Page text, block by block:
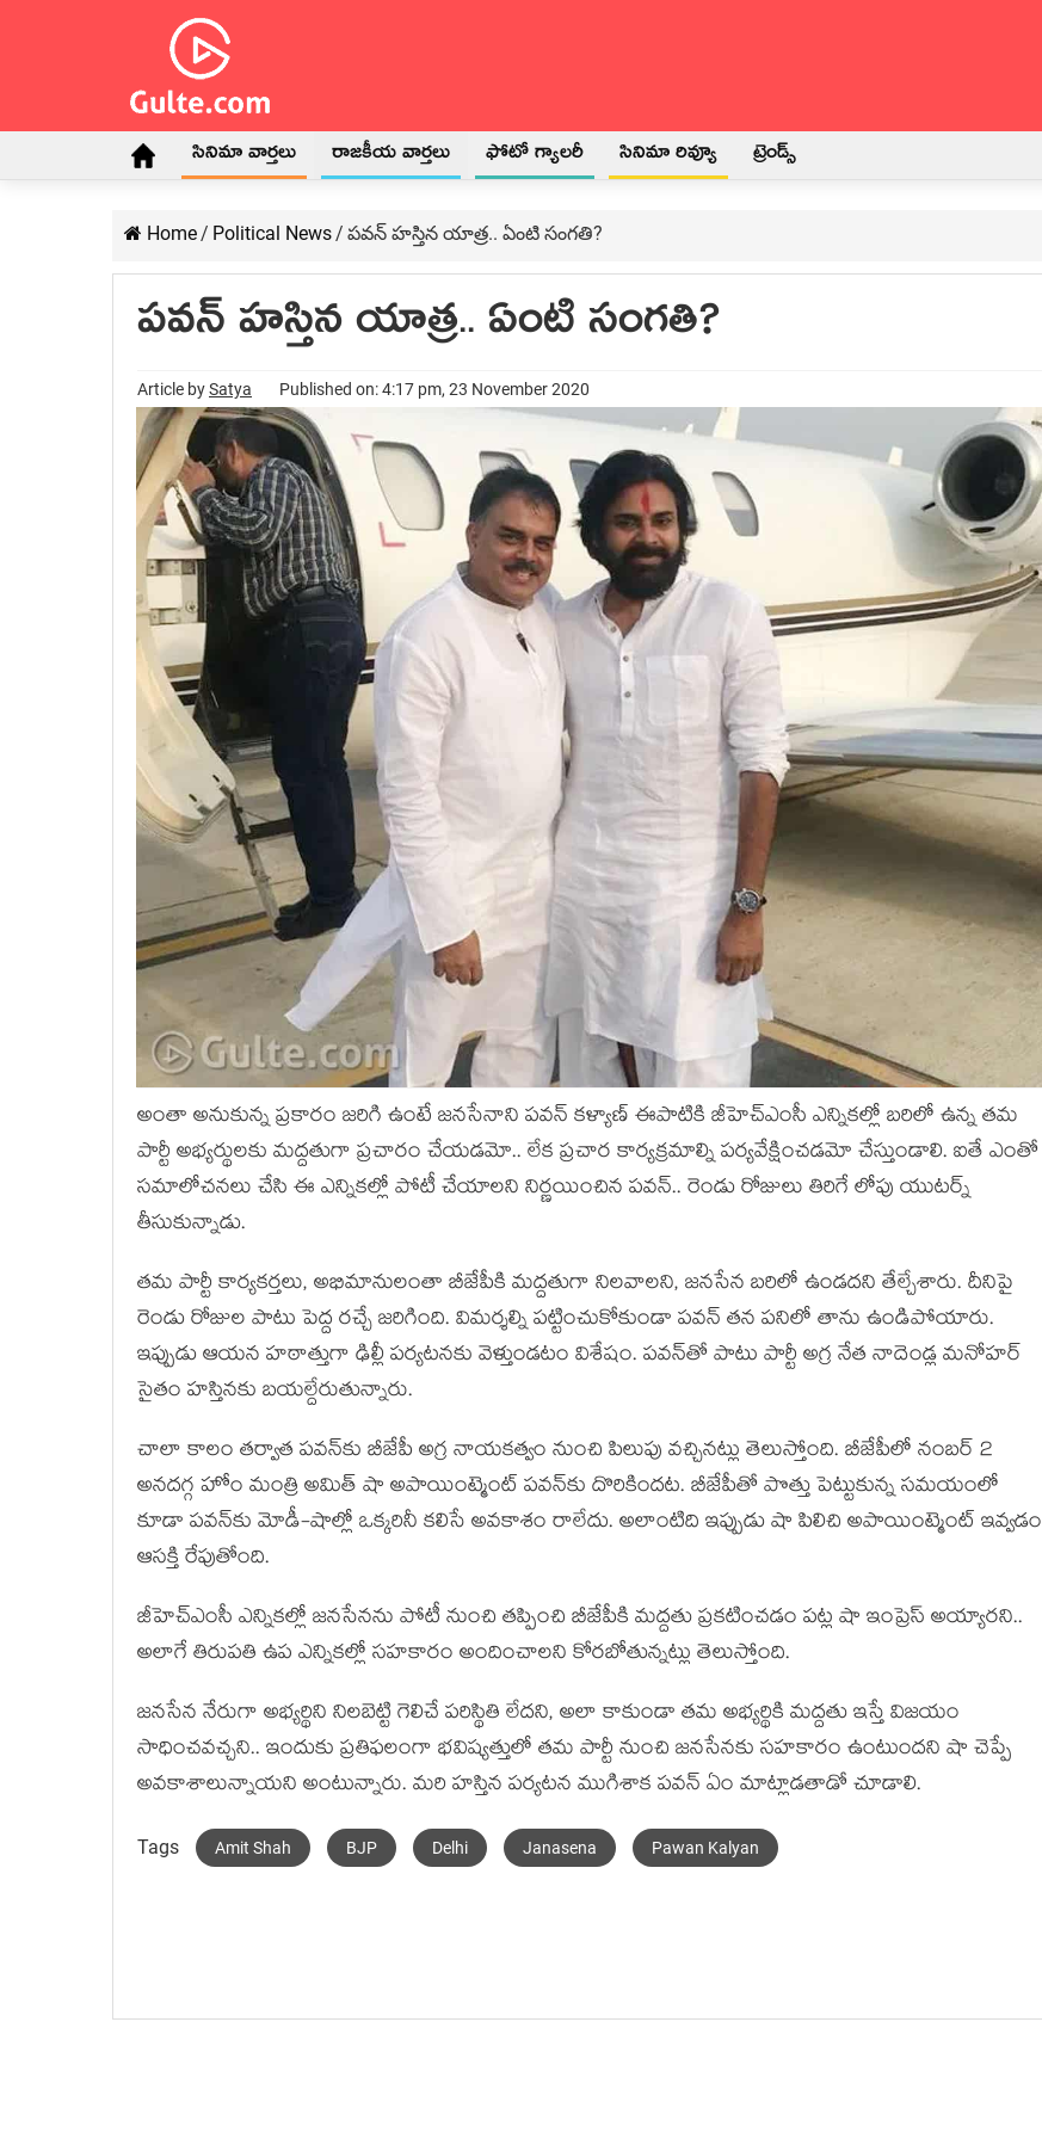
సినిమా వార్తలు రాజకీయ వార్తలు ఫోటో గ్యాలరీ సినిమా రివ్యూ ట్రెండ్స్
Home/ Political News/ పవన్ హస్తిన యాత్ర.. ఏంటి సంగతి?
పవన్ హస్తిన యాత్ర.. ఏంటి సంగతి?
Article bySatya Published on: 4:17 pm, 23 November 2020
అంతా అనుకున్న ప్రకారం జరిగి ఉంటే జనసేనాని పవన్ కళ్యాణ్ ఈపాటికి జీహెచ్ఎంసీ ఎన్నికల్లో బరిలో ఉన్న తమ
పార్టీ అభ్యర్థులకు మద్దతుగా ప్రచారం చేయడమో.. లేక ప్రచార కార్యక్రమాల్ని పర్యవేక్షించడమో చేస్తుండాలి. ఐతే ఎంతో
సమాలోచనలు చేసి ఈ ఎన్నికల్లో పోటీ చేయాలని నిర్ణయించిన పవన్.. రెండు రోజులు తిరిగే లోపు యుటర్న్
తీసుకున్నాడు.
తమ పార్టీ కార్యకర్తలు, అభిమానులంతా బీజేపీకి మద్దతుగా నిలవాలని, జనసేన బరిలో ఉండదని తేల్చేశారు. దీనిపై
రెండు రోజుల పాటు పెద్ద రచ్చే జరిగింది. విమర్శల్ని పట్టించుకోకుండా పవన్ తన పనిలో తాను ఉండిపోయారు.
ఇప్పుడు ఆయన హఠాత్తుగా ఢిల్లీ పర్యటనకు వెళ్తుండటం విశేషం. పవన్‌తో పాటు పార్టీ అగ్ర నేత నాదెండ్ల మనోహర్
సైతం హస్తినకు బయల్దేరుతున్నారు.
చాలా కాలం తర్వాత పవన్‌కు బీజేపీ అగ్ర నాయకత్వం నుంచి పిలుపు వచ్చినట్లు తెలుస్తోంది. బీజేపీలో నంబర్ 2
అనదగ్గ హోం మంత్రి అమిత్ షా అపాయింట్మెంట్ పవన్‌కు దొరికిందట. బీజేపీతో పొత్తు పెట్టుకున్న సమయంలో
కూడా పవన్‌కు మోడీ-షాల్లో ఒక్కరినీ కలిసే అవకాశం రాలేదు. అలాంటిది ఇప్పుడు షా పిలిచి అపాయింట్మెంట్ ఇవ్వడం
ఆసక్తి రేపుతోంది.
జీహెచ్ఎంసీ ఎన్నికల్లో జనసేనను పోటీ నుంచి తప్పించి బీజేపీకి మద్దతు ప్రకటించడం పట్ల షా ఇంప్రెస్ అయ్యారని..
అలాగే తిరుపతి ఉప ఎన్నికల్లో సహకారం అందించాలని కోరబోతున్నట్లు తెలుస్తోంది.
జనసేన నేరుగా అభ్యర్థిని నిలబెట్టి గెలిచే పరిస్థితి లేదని, అలా కాకుండా తమ అభ్యర్థికి మద్దతు ఇస్తే విజయం
సాధించవచ్చని.. ఇందుకు ప్రతిఫలంగా భవిష్యత్తులో తమ పార్టీ నుంచి జనసేనకు సహకారం ఉంటుందని షా చెప్పే
అవకాశాలున్నాయని అంటున్నారు. మరి హస్తిన పర్యటన ముగిశాక పవన్ ఏం మాట్లాడతాడో చూడాలి.
Tags Amit Shah BJP Delhi Janasena Pawan Kalyan